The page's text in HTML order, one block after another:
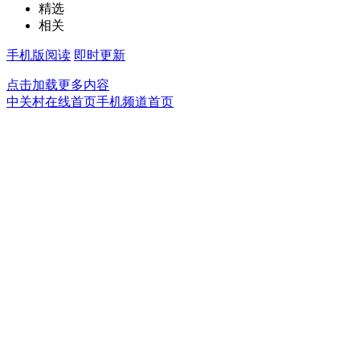
精选
相关
手机版阅读 即时更新
点击加载更多内容
中关村在线首页手机频道首页